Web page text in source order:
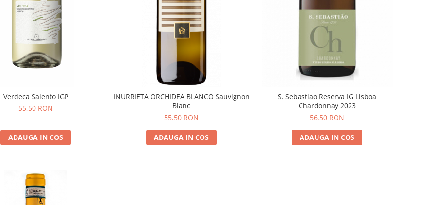
Verdeca Salento IGP
55,50 RON
ADAUGA IN COS
INURRIETA ORCHIDEA BLANCO Sauvignon
Blanc
55,50 RON
ADAUGA IN COS
S. Sebastiao Reserva IG Lisboa
Chardonnay 2023
56,50 RON
ADAUGA IN COS